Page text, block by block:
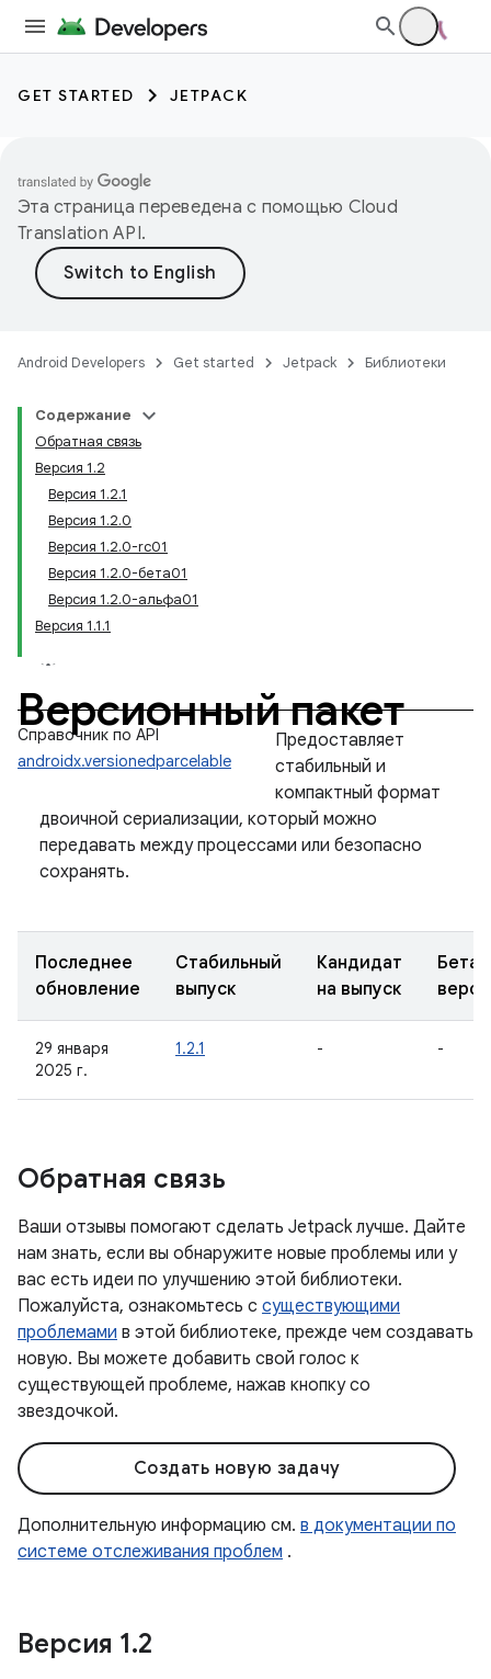
GET STARTED JETPACK
Эта страница переведена с помощью Cloud
Translation API.
Android Developers Get started Jetpack Библиотеки
Содержание
Обратная связь
Версия 1.2
Версия 1.2.1
Версия 1.2.0
Версия 1.2.0-rc01
Версия 1.2.0-бета01
Версия 1.2.0-альфа01
Версия 1.1.1
Версионный пакет
Справочник по API
androidx.versionedparcelable
Предоставляет
стабильный и
компактный формат
двоичной сериализации, который можно
передавать между процессами или безопасно
сохранять.
Последнее
обновление
Стабильный
выпуск
Кандидат
на выпуск
Бета-
29 января
2025 г.
1.2.1 - -
Обратная связь
Ваши отзывы помогают сделать Jetpack лучше. Дайте
нам знать, если вы обнаружите новые проблемы или у
вас есть идеи по улучшению этой библиотеки.
Пожалуйста, ознакомьтесь с существующими
проблемами в этой библиотеке, прежде чем создавать
новую. Вы можете добавить свой голос к
существующей проблеме, нажав кнопку со
звездочкой.
Создать новую задачу
Дополнительную информацию см. в документации по
системе отслеживания проблем .
Версия 1.2